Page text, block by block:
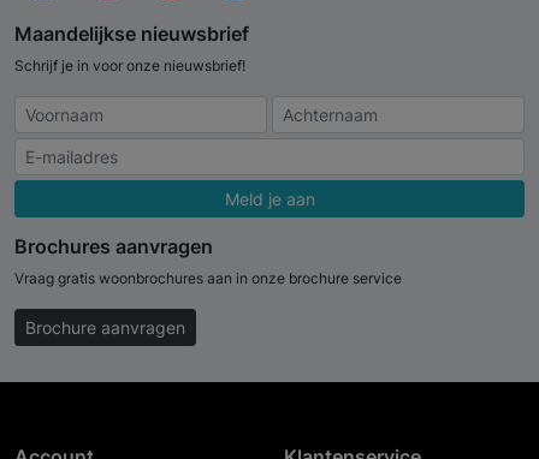
Maandelijkse nieuwsbrief
Schrijf je in voor onze nieuwsbrief!
Meld je aan
Brochures aanvragen
Vraag gratis woonbrochures aan in onze brochure service
Brochure aanvragen